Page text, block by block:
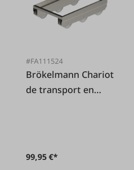
#FA111524
Brökelmann Chariot
de transport en
99,95 €*